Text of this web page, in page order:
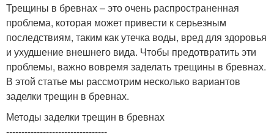
Трещины в бревнах – это очень распространенная
проблема, которая может привести к серьезным
последствиям, таким как утечка воды, вред для здоровья
и ухудшение внешнего вида. Чтобы предотвратить эти
проблемы, важно вовремя заделать трещины в бревнах.
В этой статье мы рассмотрим несколько вариантов
заделки трещин в бревнах.
Методы заделки трещин в бревнах
---------------------------------